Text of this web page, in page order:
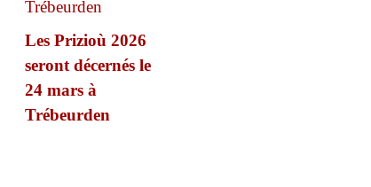
Les Prizioù 2026
seront décernés le
24 mars à
Trébeurden